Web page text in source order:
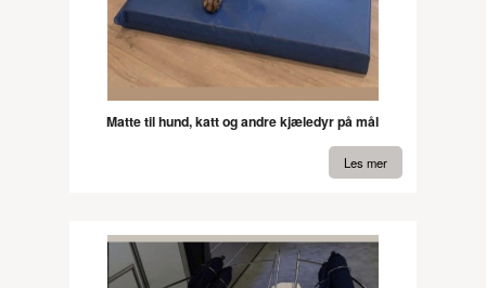
Matte til hund, katt og andre kjæledyr på mål
Les mer